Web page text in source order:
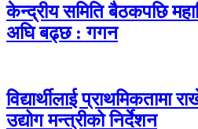
केन्द्रीय समिति बैठकपछि
अघि बढ्छ : गगन
विद्यार्थीलाई प्राथमिकतामा
उद्योग मन्त्रीको निर्देशन